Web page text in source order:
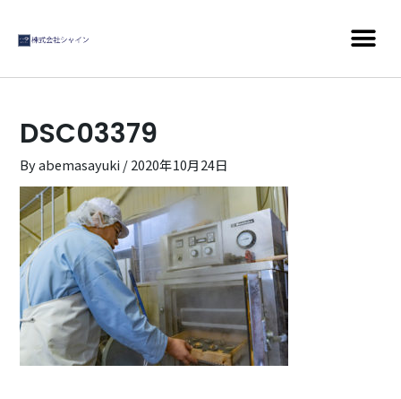
DSC03379
Byabemasayuki /2020年10月24日